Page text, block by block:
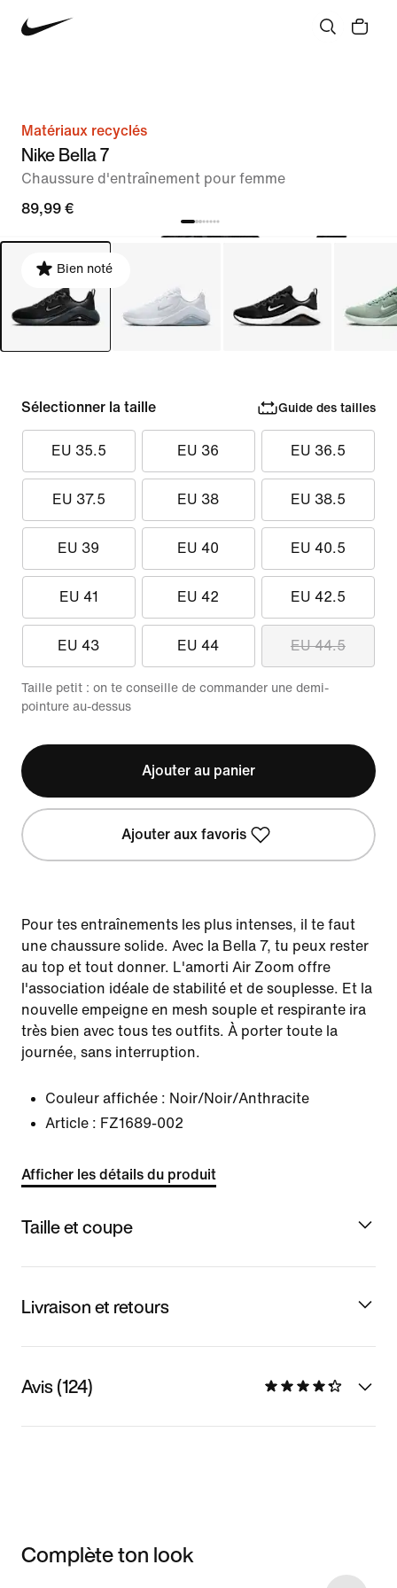
Matériaux recyclés
Nike Bella 7
Chaussure d'entraînement pour femme
89,99 €
Bien noté
Sélectionner la taille Guide des tailles
EU 35.5 EU 36 EU 36.5
EU 37.5 EU 38 EU 38.5
EU 39 EU 40 EU 40.5
EU 41 EU 42 EU 42.5
EU 43 EU 44 EU 44.5
Taille petit : on te conseille de commander une demi-
pointure au-dessus
Ajouter au panier
Ajouter aux favoris
Pour tes entraînements les plus intenses, il te faut
une chaussure solide. Avec la Bella 7, tu peux rester
au top et tout donner. L'amorti Air Zoom offre
l'association idéale de stabilité et de souplesse. Et la
nouvelle empeigne en mesh souple et respirante ira
très bien avec tous tes outfits. À porter toute la
journée, sans interruption.
Couleur affichée : Noir/Noir/Anthracite
Article : FZ1689-002
Afficher les détails du produit
Taille et coupe
Livraison et retours
Avis (124)
Complète ton look